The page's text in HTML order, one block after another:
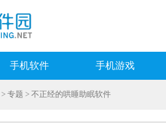
手机软件 手机游戏
> 专题 > 不正经的哄睡助眠软件